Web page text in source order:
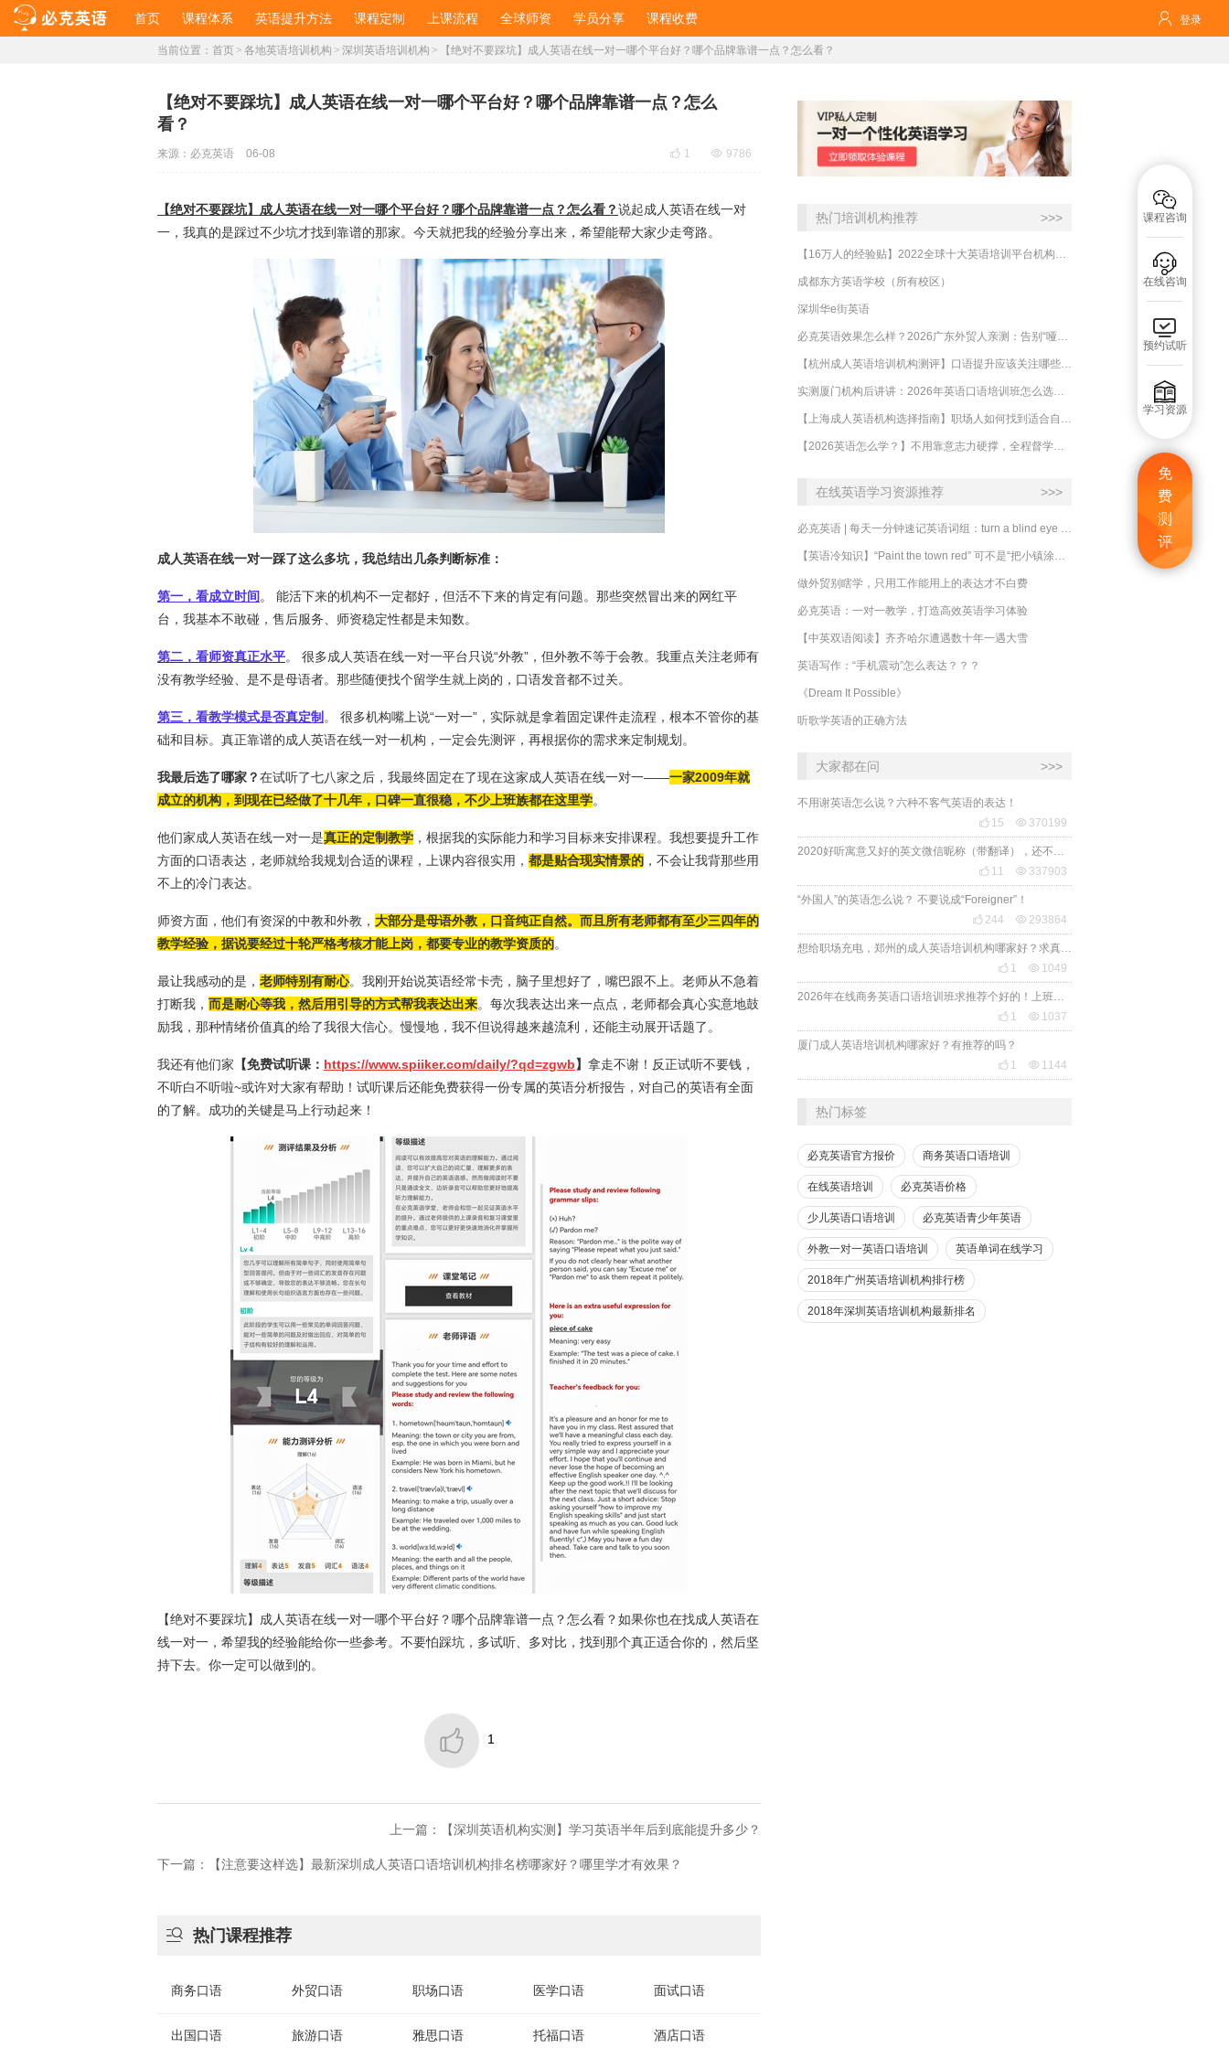
首页 课程体系 英语提升方法 课程定制 上课流程 全球师资 学员分享 课程收费  登录

课程咨询

在线咨询

预约试听

学习资源
免
费
测
评
当前位置： 首页 > 各地英语培训机构 > 深圳英语培训机构 > ​【绝对不要踩坑】成人英语在线一对一哪个平台好？哪个品牌靠谱一点？怎么看？
​【绝对不要踩坑】成人英语在线一对一哪个平台好？哪个品牌靠谱一点？怎么
看？
 1  9786
来源： 必克英语 06-08
【绝对不要踩坑】成人英语在线一对一哪个平台好？哪个品牌靠谱一点？怎么看？说起成人英语在线一对
一，我真的是踩过不少坑才找到靠谱的那家。今天就把我的经验分享出来，希望能帮大家少走弯路。
成人英语在线一对一踩了这么多坑，我总结出几条判断标准：
第一，看成立时间 。 能活下来的机构不一定都好，但活不下来的肯定有问题。那些突然冒出来的网红平
台，我基本不敢碰，售后服务、师资稳定性都是未知数。
第二，看师资真正水平。 很多成人英语在线一对一平台只说“外教”，但外教不等于会教。我重点关注老师有
没有教学经验、是不是母语者。那些随便找个留学生就上岗的，口语发音都不过关。
第三，看教学模式是否真定制 。 很多机构嘴上说“一对一”，实际就是拿着固定课件走流程，根本不管你的基
础和目标。真正靠谱的成人英语在线一对一机构，一定会先测评，再根据你的需求来定制规划。
我最后选了哪家？在试听了七八家之后，我最终固定在了现在这家成人英语在线一对一——一家2009年就
成立的机构，到现在已经做了十几年，口碑一直很稳，不少上班族都在这里学。
他们家成人英语在线一对一是真正的定制教学 ，根据我的实际能力和学习目标来安排课程。我想要提升工作
方面的口语表达，老师就给我规划合适的课程，上课内容很实用， 都是贴合现实情景的 ，不会让我背那些用
不上的冷门表达。
师资方面，他们有资深的中教和外教， 大部分是母语外教，口音纯正自然。而且所有老师都有至少三四年的
教学经验，据说要经过十轮严格考核才能上岗，都要专业的教学资质的。
最让我感动的是， 老师特别有耐心。我刚开始说英语经常卡壳，脑子里想好了，嘴巴跟不上。老师从不急着
打断我， 而是耐心等我，然后用引导的方式帮我表达出来。每次我表达出来一点点，老师都会真心实意地鼓
励我，那种情绪价值真的给了我很大信心。慢慢地，我不但说得越来越流利，还能主动展开话题了。
我还有他们家 【免费试听课： https://www.spiiker.com/daily/?qd=zgwb】 拿走不谢！反正试听不要钱，
不听白不听啦~或许对大家有帮助！试听课后还能免费获得一份专属的英语分析报告，对自己的英语有全面
的了解。成功的关键是马上行动起来！
【绝对不要踩坑】成人英语在线一对一哪个平台好？哪个品牌靠谱一点？怎么看？如果你也在找成人英语在
线一对一，希望我的经验能给你一些参考。不要怕踩坑，多试听、多对比，找到那个真正适合你的，然后坚
持下去。你一定可以做到的。
 1
上一篇：【深圳英语机构实测】学习英语半年后到底能提升多少？
下一篇：【注意要这样选】最新深圳成人英语口语培训机构排名榜哪家好？哪里学才有效果？
 热门课程推荐
商务口语 外贸口语 职场口语 医学口语 面试口语
出国口语 旅游口语 雅思口语 托福口语 酒店口语
热门培训机构推荐 >>>
成都东方英语学校（所有校区）
深圳华e街英语
在线英语学习资源推荐 >>>
做外贸别瞎学，只用工作能用上的表达才不白费
必克英语：一对一教学，打造高效英语学习体验
【中英双语阅读】齐齐哈尔遭遇数十年一遇大雪
英语写作：“手机震动”怎么表达？？？
《Dream It Possible》
听歌学英语的正确方法
大家都在问 >>>
不用谢英语怎么说？六种不客气英语的表达！
 15  370199
 11  337903
“外国人”的英语怎么说？ 不要说成“Foreigner”！
 244  293864
 1  1049
 1  1037
厦门成人英语培训机构哪家好？有推荐的吗？
 1  1144
热门标签
必克英语官方报价 商务英语口语培训
在线英语培训 必克英语价格
少儿英语口语培训 必克英语青少年英语
外教一对一英语口语培训 英语单词在线学习
2018年广州英语培训机构排行榜
2018年深圳英语培训机构最新排名